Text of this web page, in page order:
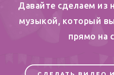
Давайте сделаем из
музыкой, который
прямо на